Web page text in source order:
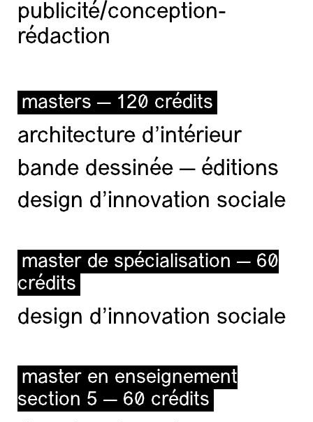
publicité/conception-
rédaction
masters — 120 crédits
architecture d’intérieur
bande dessinée — éditions
design d'innovation sociale
master de spécialisation — 60
crédits
design d'innovation sociale
master en enseignement
section 5 — 60 crédits